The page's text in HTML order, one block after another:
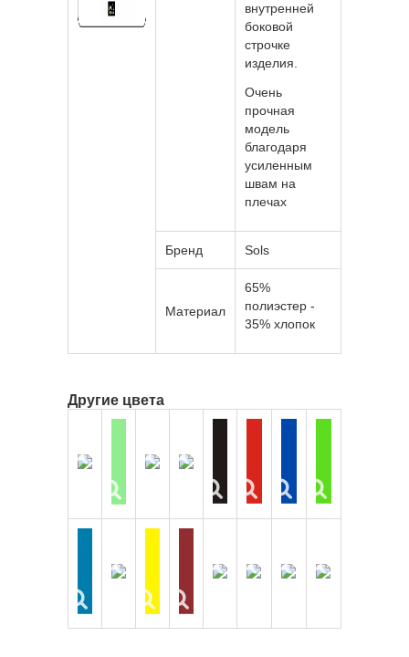
внутренней
боковой
строчке
изделия.
Очень
прочная
модель
благодаря
усиленным
швам на
плечах
Бренд Sols
Материал
65%
полиэстер -
35% хлопок
Другие цвета